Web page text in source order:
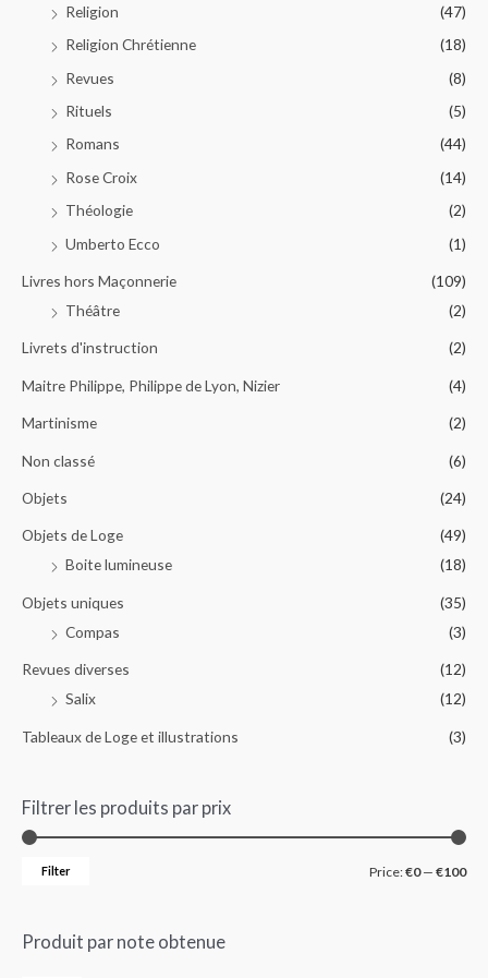
Religion
(47)
Religion Chrétienne
(18)
Revues
(8)
Rituels
(5)
Romans
(44)
Rose Croix
(14)
Théologie
(2)
Umberto Ecco
(1)
Livres hors Maçonnerie
(109)
Théâtre
(2)
Livrets d'instruction (2)
Maitre Philippe, Philippe de Lyon, Nizier (4)
Martinisme (2)
Non classé (6)
Objets (24)
Objets de Loge
(49)
Boite lumineuse
(18)
Objets uniques
(35)
Compas
(3)
Revues diverses
(12)
Salix
(12)
Tableaux de Loge et illustrations (3)
Filtrer les produits par prix
Filter Price:€0— €100
Produit par note obtenue